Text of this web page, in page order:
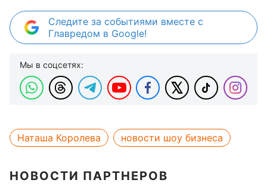
Следите за событиями вместе с
Главредом в Google!
Мы в соцсетях:
Наташа Королева новости шоу бизнеса
НОВОСТИ ПАРТНЕРОВ